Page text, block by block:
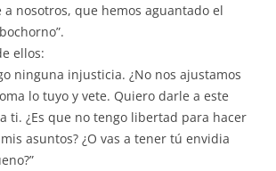
nosotros, que hemos aguantado el
ellos:
ninguna injusticia. ¿No nos ajustamos
lo tuyo y vete. Quiero darle a este
ti. ¿Es que no tengo libertad para hacer
asuntos? ¿O vas a tener tú envidia